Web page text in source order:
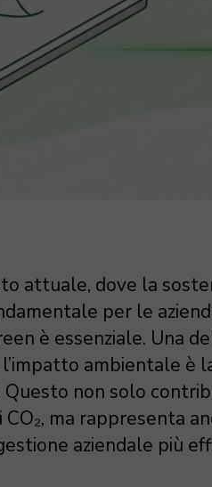
attuale, dove la
per le
è essenziale. Una
ambientale è
Questo non solo
CO₂, ma rappresenta
aziendale più